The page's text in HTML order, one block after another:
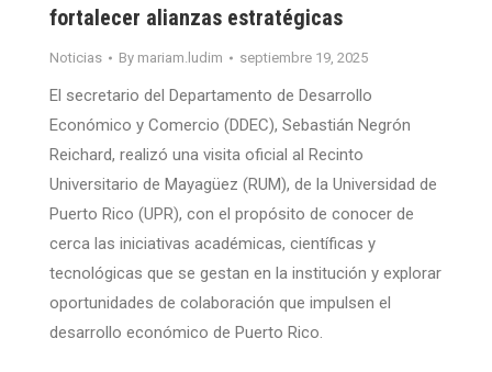
fortalecer alianzas estratégicas
Noticias By mariam.ludim septiembre 19, 2025
El secretario del Departamento de Desarrollo
Económico y Comercio (DDEC), Sebastián Negrón
Reichard, realizó una visita oficial al Recinto
Universitario de Mayagüez (RUM), de la Universidad de
Puerto Rico (UPR), con el propósito de conocer de
cerca las iniciativas académicas, científicas y
tecnológicas que se gestan en la institución y explorar
oportunidades de colaboración que impulsen el
desarrollo económico de Puerto Rico.